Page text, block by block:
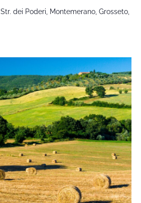
Str. dei Poderi, Montemerano, Grosseto,